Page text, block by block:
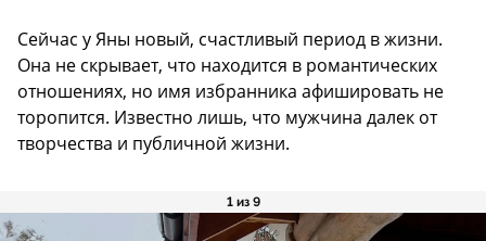
Сейчас у Яны новый, счастливый период в жизни.
Она не скрывает, что находится в романтических
отношениях, но имя избранника афишировать не
торопится. Известно лишь, что мужчина далек от
творчества и публичной жизни.
1 из 9